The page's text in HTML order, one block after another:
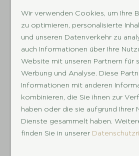
Hunze Comfort | 4
Personen
Drenthe, Schoonloo
Einige
4
2
1
Wir verwenden Cookies, um Ihre
zu optimieren, personalisierte
und unseren Datenverkehr zu
auch Informationen über Ihre
Website mit unseren Partnern für
Werbung und Analyse. Diese
Informationen mit anderen
kombinieren, die Sie ihnen zur
haben oder die sie aufgrund Ihrer
Dienste gesammelt haben.
finden Sie in unserer